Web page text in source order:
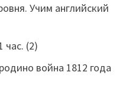
Учим английский
час. (2)
война 1812 года